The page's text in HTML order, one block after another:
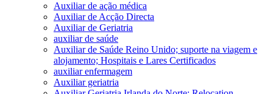
Auxiliar de ação médica
Auxiliar de Acção Directa
Auxiliar de Geriatria
auxiliar de saúde
Auxiliar de Saúde Reino Unido; suporte na viagem e
alojamento; Hospitais e Lares Certificados
auxiliar enfermagem
Auxiliar geriatria